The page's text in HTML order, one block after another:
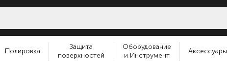
Полировка
Защита
поверхностей
Оборудование
и Инструмент
Аксессуары